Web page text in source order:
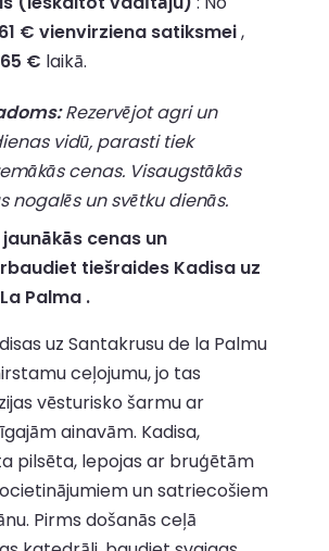
€ vienvirziena satiksmei,
€ laikā.
Rezervējot agri un
vidū, parasti tiek
cenas. Visaugstākās
nogalēs un svētku dienās.
cenas un
tiešraides Kadisa uz
Palma .
uz Santakrusu de la Palmu
ceļojumu, jo tas
vēsturisko šarmu ar
ainavām. Kadisa,
pilsēta, lepojas ar bruģētām
un satriecošiem
Pirms došanās ceļā